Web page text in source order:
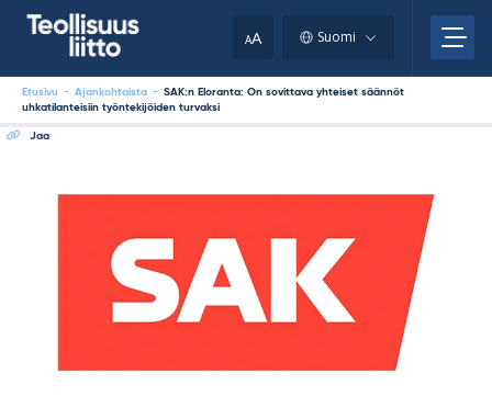
AA Suomi
Etusivu - Ajankohtaista - SAK:n Eloranta: On sovittava yhteiset säännöt
uhkatilanteisiin työntekijöiden turvaksi
Jaa
clipboard.)